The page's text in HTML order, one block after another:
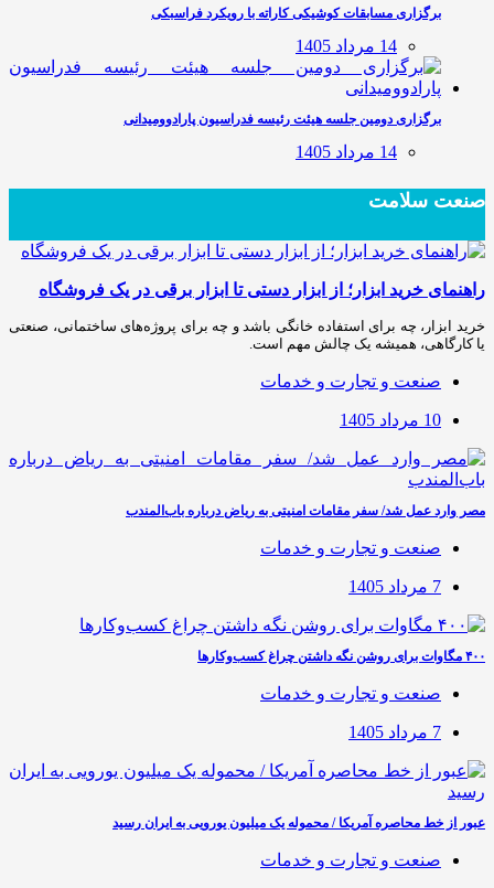
برگزاری مسابقات کوشیکی کاراته با رویکرد فراسبکی
14 مرداد 1405
برگزاری دومین جلسه هیئت رئیسه فدراسیون پارادوومیدانی
14 مرداد 1405
صنعت سلامت
راهنمای خرید ابزار؛ از ابزار دستی تا ابزار برقی در یک فروشگاه
خرید ابزار، چه برای استفاده خانگی باشد و چه برای پروژه‌های ساختمانی، صنعتی
یا کارگاهی، همیشه یک چالش مهم است.
صنعت و تجارت و خدمات
10 مرداد 1405
مصر وارد عمل شد/ سفر مقامات امنیتی به ریاض درباره باب‌المندب
صنعت و تجارت و خدمات
7 مرداد 1405
۴۰۰ مگاوات برای روشن نگه داشتن چراغ کسب‌وکار‌ها
صنعت و تجارت و خدمات
7 مرداد 1405
عبور از خط محاصره آمریکا / محموله یک میلیون یورویی به ایران رسید
صنعت و تجارت و خدمات